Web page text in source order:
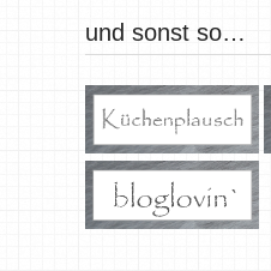
und sonst so…